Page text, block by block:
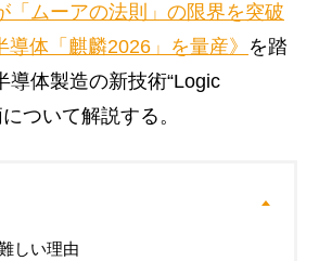
「ムーアの法則」の限界を突破
体「麒麟2026」を量産》 を踏
導体製造の新技術“Logic
ついて解説する。
しい理由